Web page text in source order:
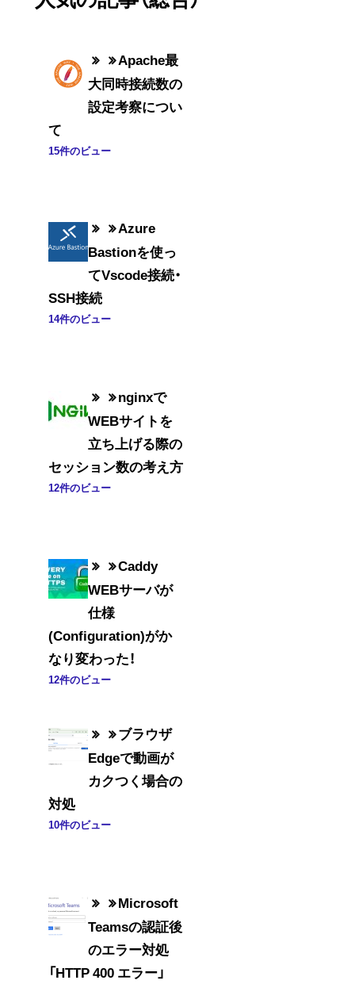
Apache最
大同時接続数の
設定考察につい
て
15件のビュー
Azure
Bastionを使っ
てVscode接続・
SSH接続
14件のビュー
nginxで
WEBサイトを
立ち上げる際の
セッション数の考え方
12件のビュー
Caddy
WEBサーバが
仕様
(Configuration)がか
なり変わった！
12件のビュー
ブラウザ
Edgeで動画が
カクつく場合の
対処
10件のビュー
Microsoft
Teamsの認証後
のエラー対処
「HTTP 400 エラー」